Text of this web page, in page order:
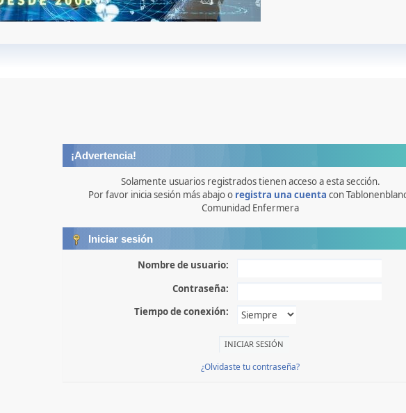
¡Advertencia!
Solamente usuarios registrados tienen acceso a esta sección.
Por favor inicia sesión más abajo o registra una cuenta con
Comunidad Enfermera
Iniciar sesión
Nombre de usuario:
Contraseña:
Tiempo de conexión:
¿Olvidaste tu contraseña?